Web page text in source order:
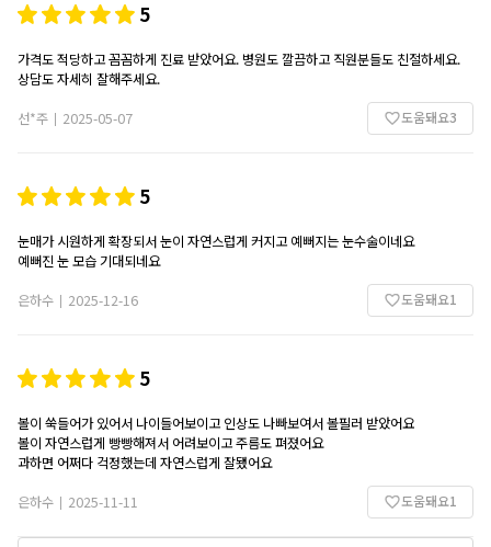
5
가격도 적당하고 꼼꼼하게 진료 받았어요. 병원도 깔끔하고 직원분들도 친절하세요.
선*주
2025-05-07 도움돼요3
5
눈매가 시원하게 확장되서 눈이 자연스럽게 커지고 예뻐지는 눈수술이네요
예뻐진 눈 모습 기대되네요
은하수
2025-12-16 도움돼요1
5
볼이 쑥들어가 있어서 나이들어보이고 인상도 나빠보여서 볼필러 받았어요
볼이 자연스럽게 빵빵해져서 어려보이고 주름도 펴졌어요
과하면 어쩌다 걱정했는데 자연스럽게 잘됐어요
은하수
2025-11-11 도움돼요1